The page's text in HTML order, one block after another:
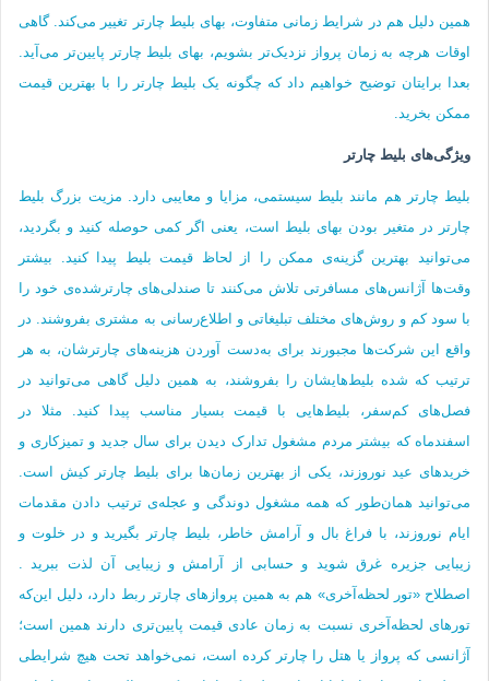
همین دلیل هم در شرایط زمانی متفاوت، بهای بلیط چارتر تغییر می‌کند. گاهی
اوقات هرچه به زمان پرواز نزدیک‌تر بشویم، بهای بلیط چارتر پایین‌تر می‌آید.
بعدا برایتان توضیح خواهیم داد که چگونه یک بلیط چارتر را با بهترین قیمت
ممکن بخرید.
ویژگی‌های بلیط چارتر
بلیط چارتر هم مانند بلیط سیستمی، مزایا و معایبی دارد. مزیت بزرگ بلیط‌
چارتر در متغیر بودن بهای بلیط است، یعنی اگر کمی حوصله کنید و بگردید،
می‌توانید بهترین گزینه‌ی ممکن را از لحاظ قیمت بلیط پیدا کنید. بیشتر
وقت‌ها آژانس‌های مسافرتی تلاش می‌کنند تا صندلی‌های چارترشده‌ی خود را
با سود کم و روش‌های مختلف تبلیغاتی و اطلاع‌رسانی به مشتری بفروشند. در
واقع این شرکت‌ها مجبورند برای به‌دست آوردن هزینه‌های چارترشان، به هر
ترتیب که شده بلیط‌هایشان را بفروشند، به همین دلیل گاهی می‌توانید در
فصل‌های کم‌سفر، بلیط‌هایی با قیمت‌ بسیار مناسب پیدا کنید. مثلا در
اسفندماه که بیشتر مردم مشغول تدارک دیدن برای سال جدید و تمیزکاری‌ و
خریدهای عید نوروزند، یکی از بهترین زمان‌ها برای بلیط چارتر کیش است.
می‌توانید همان‌طور که همه مشغول دوندگی و عجله‌ی ترتیب دادن مقدمات
ایام نوروزند، با فراغ بال و آرامش خاطر، بلیط چارتر بگیرید و در خلوت و
زیبایی جزیره غرق شوید و حسابی از آرامش و زیبایی آن لذت ببرید .
اصطلاح «تور لحظه‌آخری» هم به همین پروازهای چارتر ربط دارد، دلیل این‌که
تورهای لحظه‌آخری نسبت به زمان عادی قیمت پایین‌تری دارند همین است؛
آژانسی که پرواز یا هتل را چارتر کرده است، نمی‌خواهد تحت هیچ شرایطی